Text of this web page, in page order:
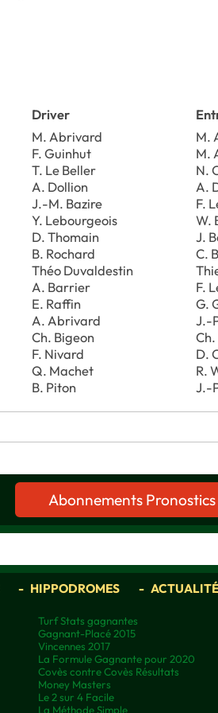
Driver
M. Abrivard M.
F. Guinhut M.
T. Le Beller N.
A. Dollion A.
J.-M. Bazire F.
Y. Lebourgeois W.
D. Thomain J.
B. Rochard C.
Théo Duvaldestin
A. Barrier F.
E. Raffin G.
A. Abrivard J.-
Ch. Bigeon
F. Nivard D.
Q. Machet R.
B. Piton J.-
Abonnements Pronostics
HIPPODROMES
Turf Stats gagnantes
Gagnant-Placé 2015
Vincennes 2017
La Formule Gagnante pour 2020
Covès contre Covès Résultats
Money Masters
Le 2 sur 4 Facile
La Méthode Simple